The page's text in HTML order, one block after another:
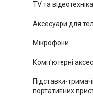
TV та відеотехніка
Аксесуари для
Мікрофони
Комп'ютерні
Підставки-
портативних